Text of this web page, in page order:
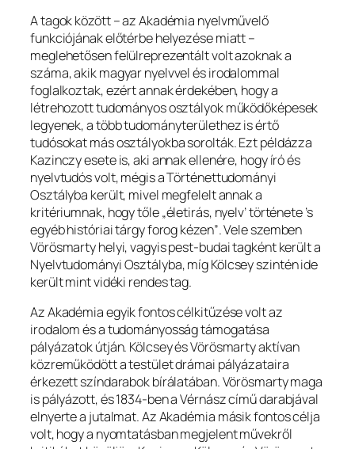
A tagok között – az Akadémia nyelvművelő
funkciójának előtérbe helyezése miatt –
meglehetősen felülreprezentált volt azoknak a
száma, akik magyar nyelvvel és irodalommal
foglalkoztak, ezért annak érdekében, hogy a
létrehozott tudományos osztályok működőképesek
legyenek, a több tudományterülethez is értő
tudósokat más osztályokba sorolták. Ezt példázza
Kazinczy esete is, aki annak ellenére, hogy író és
nyelvtudós volt, mégis a Történettudományi
Osztályba került, mivel megfelelt annak a
kritériumnak, hogy tőle„életirás, nyelv’ története ’s
egyéb históriai tárgy forog kézen”. Vele szemben
Vörösmarty helyi, vagyis pest-budai tagként került a
Nyelvtudományi Osztályba, míg Kölcsey szintén ide
került mint vidéki rendes tag.
Az Akadémia egyik fontos célkitűzése volt az
irodalom és a tudományosság támogatása
pályázatok útján. Kölcsey és Vörösmarty aktívan
közreműködött a testület drámai pályázataira
érkezett színdarabok bírálatában. Vörösmarty maga
is pályázott, és 1834-ben aVérnászcímű darabjával
elnyerte a jutalmat. Az Akadémia másik fontos célja
volt, hogy a nyomtatásban megjelent művekről